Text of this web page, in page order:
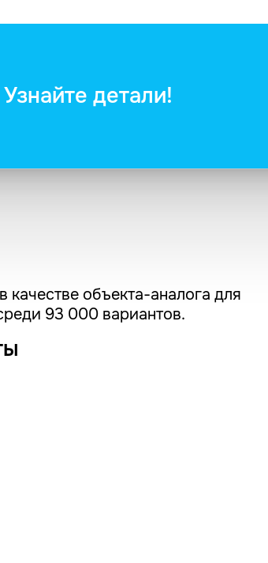
детали!
качестве объекта-аналога для
93 000 вариантов.